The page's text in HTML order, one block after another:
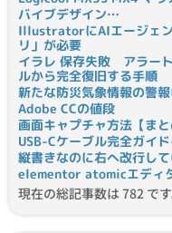
バイブデザイン…
IllustratorにAIエージェン
リ」が必要
イラレ 保存失敗 アラー
ルから完全復旧する手順
新たな防災気象情報の警
Adobe CCの値段
画面キャプチャ方法【まと
USB-Cケーブル完全ガイ
縦書きなのに右へ改行して
elementor atomicエディ
現在の総記事数は 782 です